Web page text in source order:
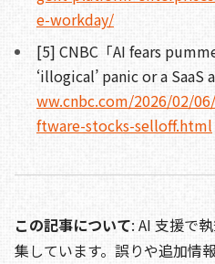
e-workday/
[5] CNBC「AI fears
‘illogical’ panic or a SaaS
ww.cnbc.com/2026/02/
ftware-stocks-selloff.html
この記事について: AI 支援で
集しています。誤りや追加情